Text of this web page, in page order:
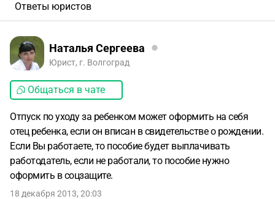
Ответы юристов
Наталья Сергеева
Юрист, г. Волгоград
Общаться в чате
Отпуск по уходу за ребенком может оформить на себя
отец ребенка, если он вписан в свидетельстве о рождении.
Если Вы работаете, то пособие будет выплачивать
работодатель, если не работали, то пособие нужно
оформить в соцзащите.
18 декабря 2013, 20:03